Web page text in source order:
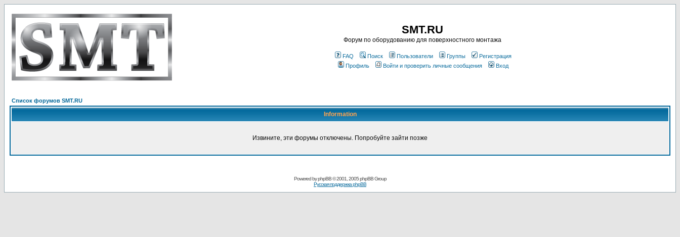
SMT.RU
Форум по оборудованию для поверхностного монтажа
FAQ Поиск Пользователи Группы
Регистрация
Профиль
Войти и проверить личные сообщения Вход
Список форумов SMT.RU
Information
Извините, эти форумы отключены. Попробуйте зайти позже
Powered byphpBB© 2001, 2005 phpBB Group
Русская поддержка phpBB